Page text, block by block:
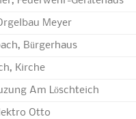
Meyer
Bürgerhaus
Kirche
Am Löschteich
Otto